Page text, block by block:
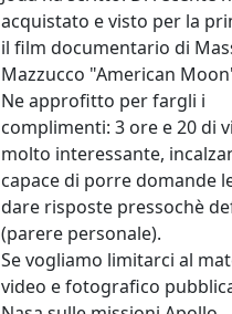
acquistato e visto per la
il film documentario di
Mazzucco "American
Ne approfitto per fargli i
complimenti: 3 ore e 20 di
molto interessante,
capace di porre domande
dare risposte pressochè
(parere personale).
Se vogliamo limitarci al
video e fotografico